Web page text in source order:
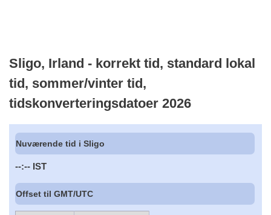
Sligo, Irland - korrekt tid, standard lokal
tid, sommer/vinter tid,
tidskonverteringsdatoer 2026
Nuværende tid i Sligo
--:-- IST
Offset til GMT/UTC